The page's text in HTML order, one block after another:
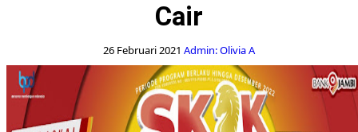
Cair
26 Februari 2021 Admin: Olivia A